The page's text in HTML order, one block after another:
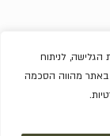
הגלישה, לניתוח
באתר מהווה הסכמה